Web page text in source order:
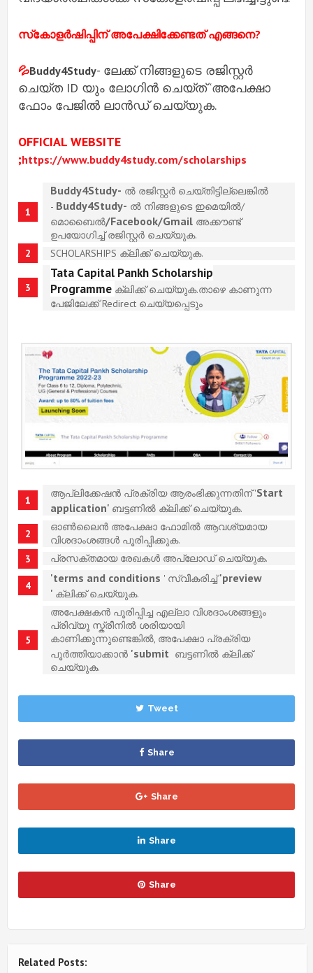
സ്‌കോളര്‍ഷിപ്പിന് അപേക്ഷിക്കേണ്ടത് എങ്ങനെ?
💦Buddy4Study- ലേക്ക് നിങ്ങളുടെ രജിസ്റ്റർ
ചെയ്ത ID യും ലോഗിൻ ചെയ്ത് ‘അപേക്ഷാ
ഫോം പേജിൽ ലാൻഡ് ചെയ്യുക.
OFFICIAL WEBSITE
;https://www.buddy4study.com/scholarships
Buddy4Study- ൽ രജിസ്റ്റർ ചെയ്തിട്ടില്ലെങ്കിൽ
- Buddy4Study- ൽ നിങ്ങളുടെ ഇമെയിൽ/
മൊബൈൽ/Facebook/Gmail അക്കൗണ്ട്
ഉപയോഗിച്ച് രജിസ്റ്റർ ചെയ്യുക.
SCHOLARSHIPS ക്ലിക്ക് ചെയ്യുക.
Tata Capital Pankh Scholarship
Programme ക്ലിക്ക് ചെയ്യുക.താഴെ കാണുന്ന
പേജിലേക്ക് Redirect ചെയ്യപ്പെടും
ആപ്ലിക്കേഷൻ പ്രക്രിയ ആരംഭിക്കുന്നതിന് 'Start
application' ബട്ടണിൽ ക്ലിക്ക് ചെയ്യുക.
ഓൺലൈൻ അപേക്ഷാ ഫോമിൽ ആവശ്യമായ
വിശദാംശങ്ങൾ പൂരിപ്പിക്കുക.
പ്രസക്തമായ രേഖകൾ അപ്‌ലോഡ് ചെയ്യുക.
'terms and conditions ' സ്വീകരിച്ച്'preview
' ക്ലിക്ക് ചെയ്യുക.
അപേക്ഷകൻ പൂരിപ്പിച്ച എല്ലാ വിശദാംശങ്ങളും
പ്രിവ്യൂ സ്ക്രീനിൽ ശരിയായി
കാണിക്കുന്നുണ്ടെങ്കിൽ, അപേക്ഷാ പ്രക്രിയ
പൂർത്തിയാക്കാൻ 'submit ബട്ടണിൽ ക്ലിക്ക്
ചെയ്യുക.
Tweet
Share
Share
Share
Share
Related Posts: